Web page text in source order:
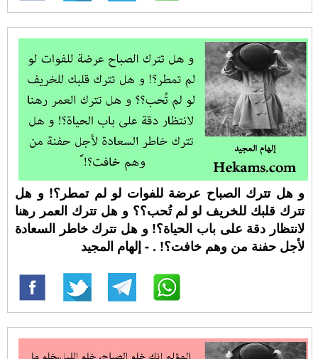
و هل تترك الصباح عرضة للفوات لو لم تمطر؟! و هل
تترك قلبك للخريف لو لم تُحب؟؟ و هل تترك العمر رهنا
لانتظار دقة على باب الحياة؟! و هل تترك خاطر السعادة
لأجل حفنة من وهم خافت؟! ⁧‫. - إلهام المجيد